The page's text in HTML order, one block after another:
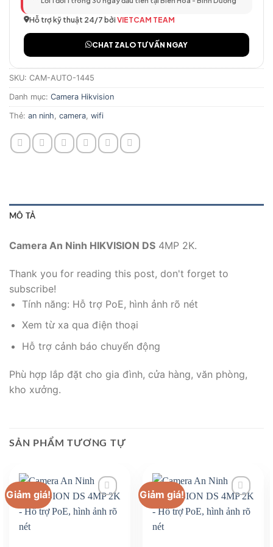
Hỗ trợ kỹ thuật 24/7 bởi VIETCAM TEAM
CHAT ZALO TƯ VẤN NGAY
SKU: CAM-AUTO-1445
Danh mục: Camera Hikvision
Thẻ: an ninh camera wifi
MÔ TẢ
Camera An Ninh HIKVISION DS 4MP 2K.
Thank you for reading this post, don't forget to
subscribe!
Tính năng: Hỗ trợ PoE, hình ảnh rõ nét
Xem từ xa qua điện thoại
Hỗ trợ cảnh báo chuyển động
Phù hợp lắp đặt cho gia đình, cửa hàng, văn phòng,
kho xưởng.
SẢN PHẨM TƯƠNG TỰ
Giảm giá! Giảm giá!